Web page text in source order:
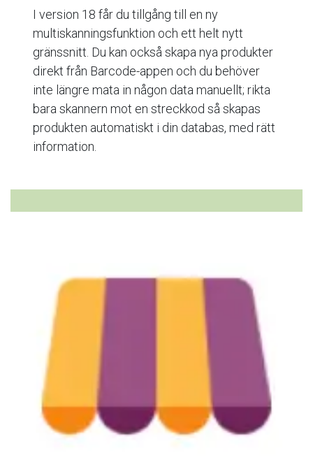
I version 18 får du tillgång till en ny
multiskanningsfunktion och ett helt nytt
gränssnitt. Du kan också skapa nya produkter
direkt från Barcode-appen och du behöver
inte längre mata in någon data manuellt; rikta
bara skannern mot en streckkod så skapas
produkten automatiskt i din databas, med rätt
information.